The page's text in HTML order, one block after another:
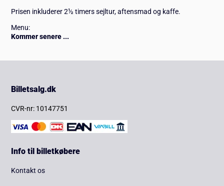
Prisen inkluderer 2½ timers sejltur, aftensmad og kaffe.
Menu:
Kommer senere ...
Billetsalg.dk
CVR-nr: 10147751
Info til billetkøbere
Kontakt os